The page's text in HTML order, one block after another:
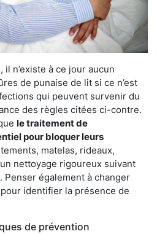
il n’existe à ce jour aucun
de punaise de lit si ce n’est
qui peuvent survenir du
des règles citées ci-contre.
le traitement de
pour bloquer leurs
matelas, rideaux,
nettoyage rigoureux suivant
également à changer
identifier la présence de
de prévention